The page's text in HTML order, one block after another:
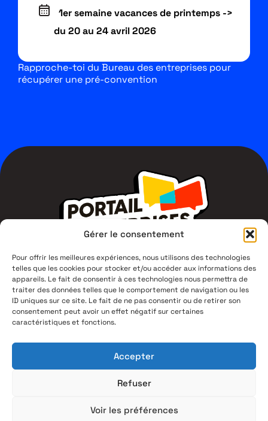
Gérer le consentement
Pour offrir les meilleures expériences, nous utilisons des technologies
telles que les cookies pour stocker et/ou accéder aux informations des
appareils. Le fait de consentir à ces technologies nous permettra de
traiter des données telles que le comportement de navigation ou les
ID uniques sur ce site. Le fait de ne pas consentir ou de retirer son
consentement peut avoir un effet négatif sur certaines
caractéristiques et fonctions.
Accepter
Refuser
Voir les préférences
1er semaine vacances de printemps ->
du 20 au 24 avril 2026
Rapproche-toi du Bureau des entreprises pour
récupérer une pré-convention
1 Av du Campus Jean Durand,
11400 Castelnaudary
04 68 94 53 00
Mentions légales
Politique de confidentialité
Accessbilité : partiellement conforme
Contact